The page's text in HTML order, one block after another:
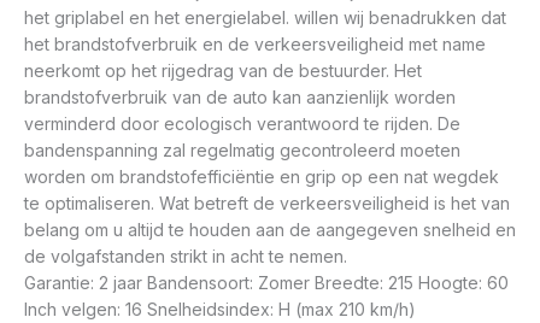
het griplabel en het energielabel. willen wij benadrukken dat
het brandstofverbruik en de verkeersveiligheid met name
neerkomt op het rijgedrag van de bestuurder. Het
brandstofverbruik van de auto kan aanzienlijk worden
verminderd door ecologisch verantwoord te rijden. De
bandenspanning zal regelmatig gecontroleerd moeten
worden om brandstofefficiëntie en grip op een nat wegdek
te optimaliseren. Wat betreft de verkeersveiligheid is het van
belang om u altijd te houden aan de aangegeven snelheid en
de volgafstanden strikt in acht te nemen.
Garantie: 2 jaar Bandensoort: Zomer Breedte: 215 Hoogte: 60
Inch velgen: 16 Snelheidsindex: H (max 210 km/h)